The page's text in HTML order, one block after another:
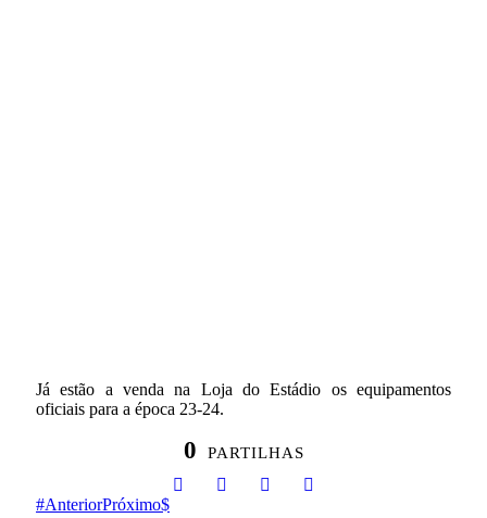
Já estão a venda na Loja do Estádio os equipamentos
oficiais para a época 23-24.
0 PARTILHAS
AnteriorPróximo